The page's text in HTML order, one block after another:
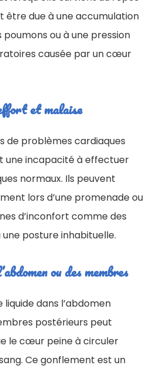
être due à une accumulation
poumons ou à une pression
causée par un cœur
et malaise
de problèmes cardiaques
une incapacité à effectuer
normaux. Ils peuvent
lors d’une promenade ou
d’inconfort comme des
posture inhabituelle.
ou des membres
liquide dans l’abdomen
postérieurs peut
le cœur peine à circuler
Ce gonflement est un